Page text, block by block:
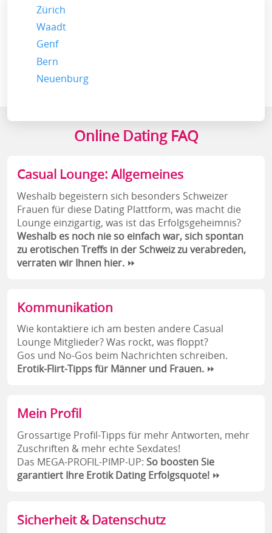
Zürich
Waadt
Genf
Bern
Neuenburg
Online Dating FAQ
Casual Lounge: Allgemeines
Weshalb begeistern sich besonders Schweizer
Frauen für diese Dating Plattform, was macht die
Lounge einzigartig, was ist das Erfolgsgeheimnis?
Weshalb es noch nie so einfach war, sich spontan
zu erotischen Treffs in der Schweiz zu verabreden,
verraten wir Ihnen hier. ⏩
Kommunikation
Wie kontaktiere ich am besten andere Casual
Lounge Mitglieder? Was rockt, was floppt?
Gos und No-Gos beim Nachrichten schreiben.
Erotik-Flirt-Tipps für Männer und Frauen. ⏩
Mein Profil
Grossartige Profil-Tipps für mehr Antworten, mehr
Zuschriften & mehr echte Sexdates!
Das MEGA-PROFIL-PIMP-UP: So boosten Sie
garantiert Ihre Erotik Dating Erfolgsquote! ⏩
Sicherheit & Datenschutz